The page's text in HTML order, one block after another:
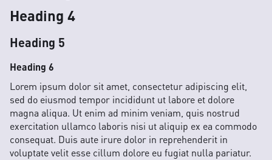
Heading 4
Heading 5
Heading 6
Lorem ipsum dolor sit amet, consectetur adipiscing elit,
sed do eiusmod tempor incididunt ut labore et dolore
magna aliqua. Ut enim ad minim veniam, quis nostrud
exercitation ullamco laboris nisi ut aliquip ex ea commodo
consequat. Duis aute irure dolor in reprehenderit in
voluptate velit esse cillum dolore eu fugiat nulla pariatur.